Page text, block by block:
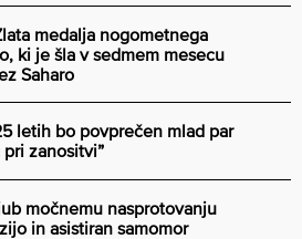
medalja nogometnega
ki je šla v sedmem mesecu
Saharo
letih bo povprečen mlad par
zanositvi”
močnemu nasprotovanju
in asistiran samomor